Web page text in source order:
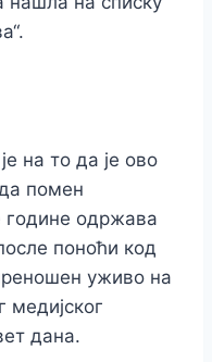
на то да је ово
помен
године одржава
поноћи код
уживо на
медијског
дана.